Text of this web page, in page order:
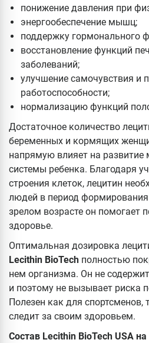
понижение давления при
энергообеспечение мышц;
поддержку гормонального
восстановление функций
заболеваний;
улучшение самочувствия и
работоспособности;
нормализацию функций
Достаточное количество
беременных и кормящих
напрямую влияет на развитие
системы ребенка. Благодаря
строения клеток, лецитин
людей в период
зрелом возрасте он помогает
здоровье.
Оптимальная дозировка
Lecithin BioTech полностью
нем организма. Он не
и поэтому не вызывает риска
Полезен как для спортсменов,
следит за своим здоровьем.
Состав Lecithin BioTech USA